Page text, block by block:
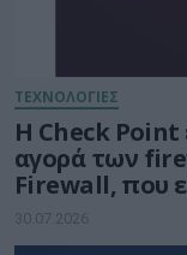
ΤΕΧΝΟΛΟΓΙΕΣ
Η Check Point
αγορά των
Firewall, που
σημεία» της
κάθε δίκτυο
30.07.2026